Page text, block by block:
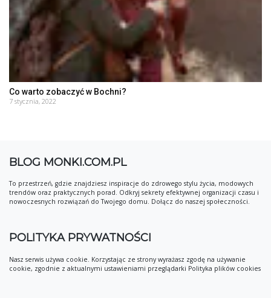
Co warto zobaczyć w Bochni?
7 stycznia, 2022
BLOG MONKI.COM.PL
To przestrzeń, gdzie znajdziesz inspiracje do zdrowego stylu życia, modowych
trendów oraz praktycznych porad. Odkryj sekrety efektywnej organizacji czasu i
nowoczesnych rozwiązań do Twojego domu. Dołącz do naszej społeczności.
POLITYKA PRYWATNOŚCI
Nasz serwis używa cookie. Korzystając ze strony wyrażasz zgodę na używanie
cookie, zgodnie z aktualnymi ustawieniami przeglądarki Polityka plików cookies